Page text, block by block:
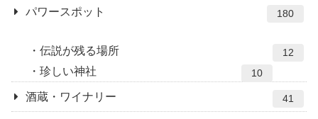
パワースポット 180
伝説が残る場所 12
珍しい神社 10
酒蔵・ワイナリー 41